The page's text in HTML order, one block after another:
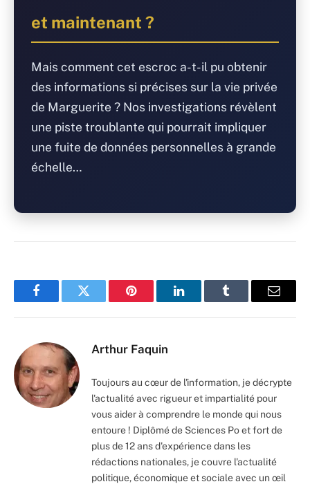
et maintenant ?
Mais comment cet escroc a-t-il pu obtenir
des informations si précises sur la vie privée
de Marguerite ? Nos investigations révèlent
une piste troublante qui pourrait impliquer
une fuite de données personnelles à grande
échelle…
FacebookTwitter Pinterest LinkedInTumblr Email
Arthur Faquin
Toujours au cœur de l'information, je décrypte
l'actualité avec rigueur et impartialité pour
vous aider à comprendre le monde qui nous
entoure ! Diplômé de Sciences Po et fort de
plus de 12 ans d'expérience dans les
rédactions nationales, je couvre l'actualité
politique, économique et sociale avec un œil